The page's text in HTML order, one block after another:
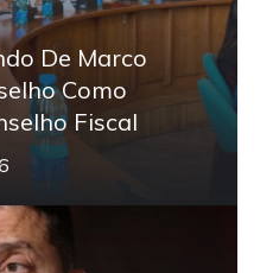
De Marco
Como
Fiscal